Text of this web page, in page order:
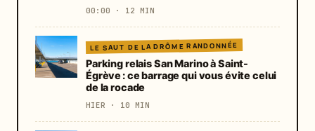
00:00 · 12 MIN
LE SAUT DE LA DRÔME RANDONNÉE
Parking relais San Marino à Saint-
Égrève : ce barrage qui vous évite celui
de la rocade
HIER · 10 MIN